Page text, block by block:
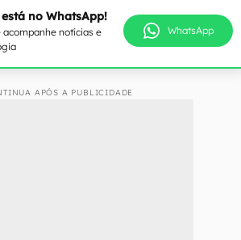
no WhatsApp!
acompanhe notícias e
WhatsApp
APÓS A PUBLICIDADE